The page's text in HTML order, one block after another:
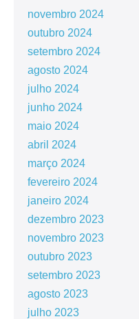
novembro 2024
outubro 2024
setembro 2024
agosto 2024
julho 2024
junho 2024
maio 2024
abril 2024
março 2024
fevereiro 2024
janeiro 2024
dezembro 2023
novembro 2023
outubro 2023
setembro 2023
agosto 2023
julho 2023